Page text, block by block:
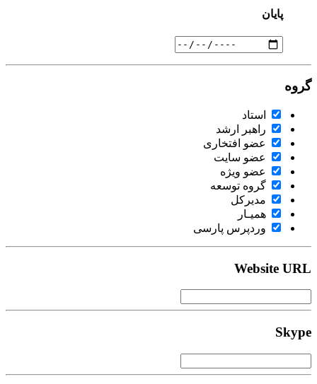
پایان
گروه
استاد
راهبر ارشد
عضو افتخاری
عضو سایت
عضو ویژه
گروه توسعه
مدیرکل
همیـار
وردپرس پارسی
Website URL
Skype